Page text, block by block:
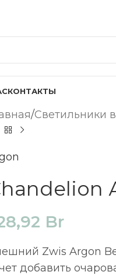
КОНТАКТЫ
Светильники
Br
Zwis Argon
добавить